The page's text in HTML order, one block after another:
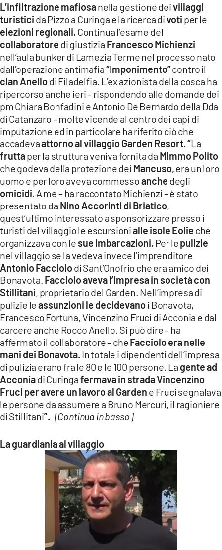
COSENZACHANNEL.IT
ILVIBONESE.IT
CATANZAROCHANNEL.IT
LACAPITALENEWS.IT
App
ANDROID
APPLE
L’infiltrazione mafiosanella gestione deivillaggi
turistici da Pizzo a Curinga e la ricerca divoti per le
elezioni regionali. Continua l’esame del
collaboratore di giustizia Francesco Michienzi
nell’aula bunker di Lamezia Terme nel processo nato
dall’operazione antimafia“Imponimento”contro il
clan Anellodi Filadelfia. L’ex azionista della cosca ha
ripercorso anche ieri – rispondendo alle domande dei
pm Chiara Bonfadini e Antonio De Bernardo della Dda
di Catanzaro – molte vicende al centro dei capi di
imputazione ed in particolare ha riferito ciò che
accadevaattorno al villaggio Garden Resort.“La
fruttaper la struttura veniva fornita da Mimmo Polito
che godeva della protezione dei Mancuso,era un loro
uomo e per loro aveva commessoanche degli
omicidi. A me – ha raccontato Michienzi – è stato
presentato da Nino Accorinti di Briatico,
quest’ultimo interessato a sponsorizzare presso i
turisti del villaggio le escursionialle isole Eolie che
organizzava con le sue imbarcazioni. Per lepulizie
nel villaggio se la vedeva invece l’imprenditore
Antonio Facciolodi Sant’Onofrio che era amico dei
Bonavota. Facciolo aveva l’impresa in società con
Stillitani, proprietario del Garden. Nell’impresa di
pulizie leassunzioni le decidevanoi Bonavota,
Francesco Fortuna, Vincenzino Fruci di Acconia e dal
carcere anche Rocco Anello. Si può dire – ha
affermato il collaboratore – cheFacciolo era nelle
mani dei Bonavota. In totale i dipendenti dell’impresa
di pulizia erano fra le 80 e le 100 persone. La gente ad
Acconiadi Curingafermava in strada Vincenzino
Fruci per avere un lavoro al Garden e Fruci segnalava
le persone da assumere a Bruno Mercuri, il ragioniere
di Stillitani”. [Continua in basso]
La guardiania al villaggio